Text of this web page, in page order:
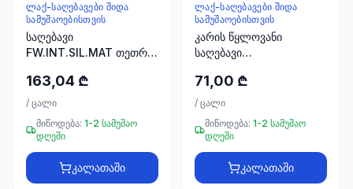
ხელსაწყოები
50 პროდუქტი
მასალები
სამაგრები
პროდუქტი
ᲚᲐᲥ-ᲡᲐᲦᲔᲑᲐᲕᲔᲑᲘ ᲨᲘᲓᲐ
ᲡᲐᲛᲣᲨᲐᲝᲔᲑᲘᲡᲗᲕᲘᲡ
საღებავი
FW.INT.SIL.MAT თეთრი
163,04 ₾
/ ცალი
მიწოდება: 1-2 სამუშაო
დღეში
კალათაში
ᲚᲐᲥ-ᲡᲐᲦᲔᲑᲐᲕᲔᲑᲘ ᲨᲘᲓᲐ
ᲡᲐᲛᲣᲨᲐᲝᲔᲑᲘᲡᲗᲕᲘᲡ
კარის წყლოვანი
საღებავი
FAWORI
71,00 ₾
/ ცალი
მიწოდება: 1-2 სამუშაო
დღეში
კალათაში